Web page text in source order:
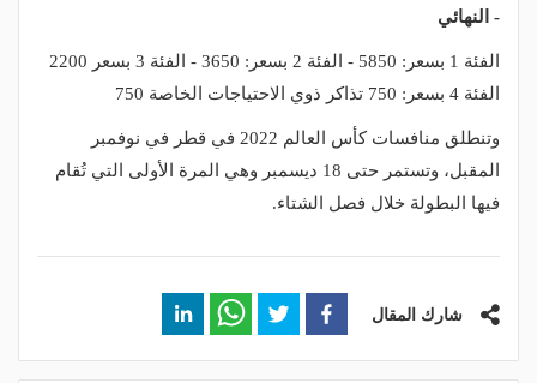
- النهائي
الفئة 1 بسعر: 5850 - الفئة 2 بسعر: 3650 - الفئة 3 بسعر 2200
الفئة 4 بسعر: 750 تذاكر ذوي الاحتياجات الخاصة 750
وتنطلق منافسات كأس العالم 2022 في قطر في نوفمبر
المقبل، وتستمر حتى 18 ديسمبر وهي المرة الأولى التي تُقام
فيها البطولة خلال فصل الشتاء.
شارك المقال